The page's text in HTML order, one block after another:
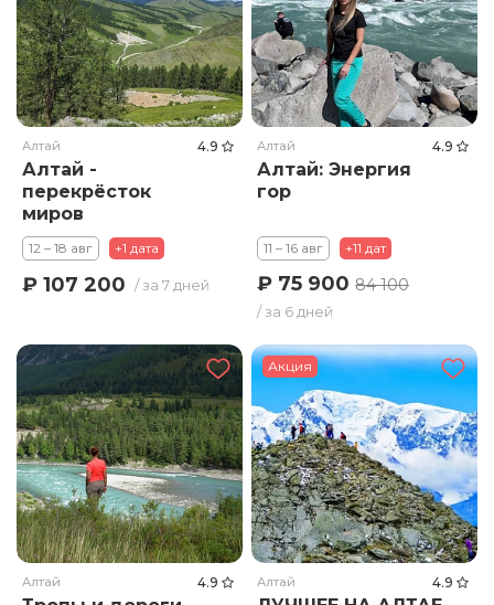
Алтай 4.9
Алтай -
перекрёсток
миров
12 – 18 авг +1 дата
₽ 107 200 / за 7 дней
Алтай 4.9
Алтай: Энергия
гор
11 – 16 авг +11 дат
₽ 75 90084 100
/ за 6 дней
Алтай 4.9
Акция
Алтай 4.9